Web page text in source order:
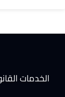
الخدمات